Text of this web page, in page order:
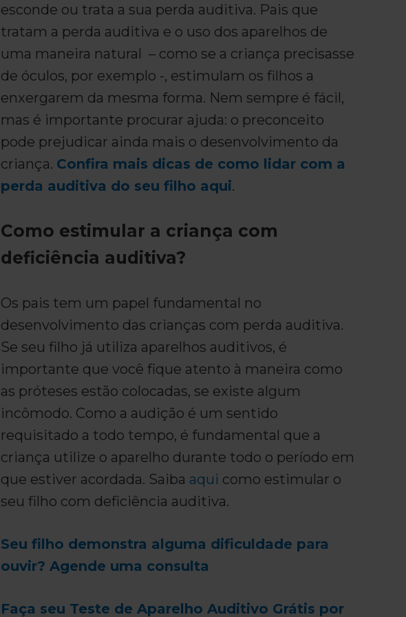
esconde ou trata a sua perda auditiva. Pais que
tratam a perda auditiva e o uso dos aparelhos de
uma maneira natural – como se a criança precisasse
de óculos, por exemplo -, estimulam os filhos a
enxergarem da mesma forma. Nem sempre é fácil,
mas é importante procurar ajuda: o preconceito
pode prejudicar ainda mais o desenvolvimento da
criança. Confira mais dicas de como lidar com a
perda auditiva do seu filho aqui.
Como estimular a criança com
deficiência auditiva?
Os pais tem um papel fundamental no
desenvolvimento das crianças com perda auditiva.
Se seu filho já utiliza aparelhos auditivos, é
importante que você fique atento à maneira como
as próteses estão colocadas, se existe algum
incômodo. Como a audição é um sentido
requisitado a todo tempo, é fundamental que a
criança utilize o aparelho durante todo o período em
que estiver acordada. Saiba aqui como estimular o
seu filho com deficiência auditiva.
Seu filho demonstra alguma dificuldade para
ouvir? Agende uma consulta
Faça seu Teste de Aparelho Auditivo Grátis por